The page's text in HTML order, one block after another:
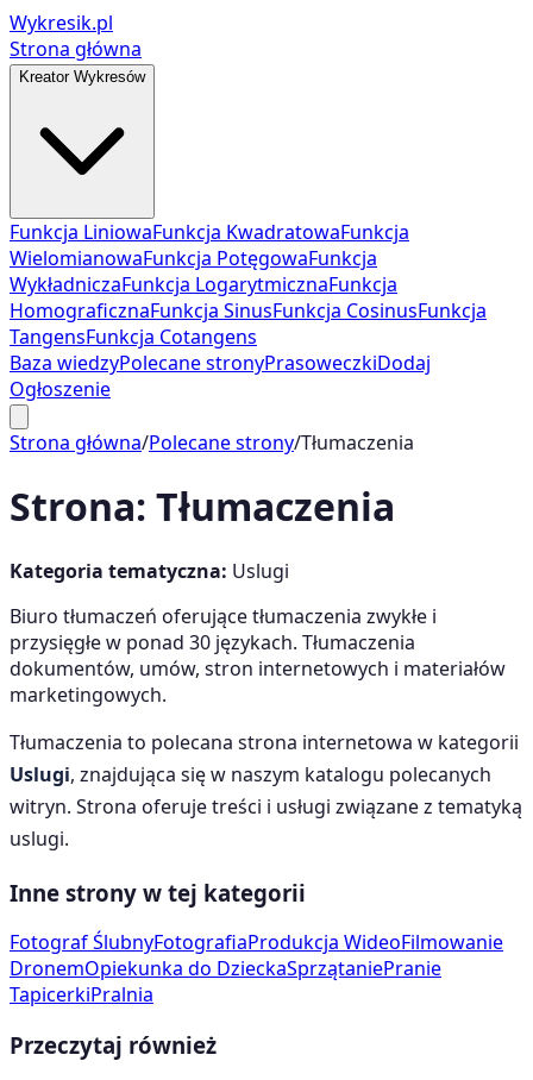
Wykresik.pl
Strona główna
Kreator Wykresów
Funkcja LiniowaFunkcja KwadratowaFunkcja
WielomianowaFunkcja PotęgowaFunkcja
WykładniczaFunkcja LogarytmicznaFunkcja
HomograficznaFunkcja SinusFunkcja CosinusFunkcja
TangensFunkcja Cotangens
Baza wiedzyPolecane stronyPrasoweczkiDodaj
Ogłoszenie
Strona główna/Polecane strony/Tłumaczenia
Strona: Tłumaczenia
Kategoria tematyczna: Uslugi
Biuro tłumaczeń oferujące tłumaczenia zwykłe i
przysięgłe w ponad 30 językach. Tłumaczenia
dokumentów, umów, stron internetowych i materiałów
marketingowych.
Tłumaczenia to polecana strona internetowa w kategorii
Uslugi, znajdująca się w naszym katalogu polecanych
witryn. Strona oferuje treści i usługi związane z tematyką
uslugi.
Inne strony w tej kategorii
Fotograf ŚlubnyFotografiaProdukcja WideoFilmowanie
DronemOpiekunka do DzieckaSprzątaniePranie
TapicerkiPralnia
Przeczytaj również